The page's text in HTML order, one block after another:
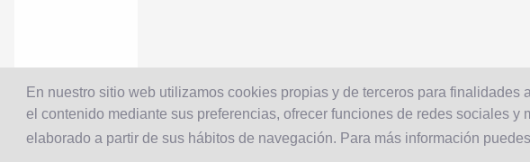
En nuestro sitio web utilizamos cookies propias y de terceros para
el contenido mediante sus preferencias, ofrecer funciones de redes sociales y
elaborado a partir de sus hábitos de navegación. Para más información